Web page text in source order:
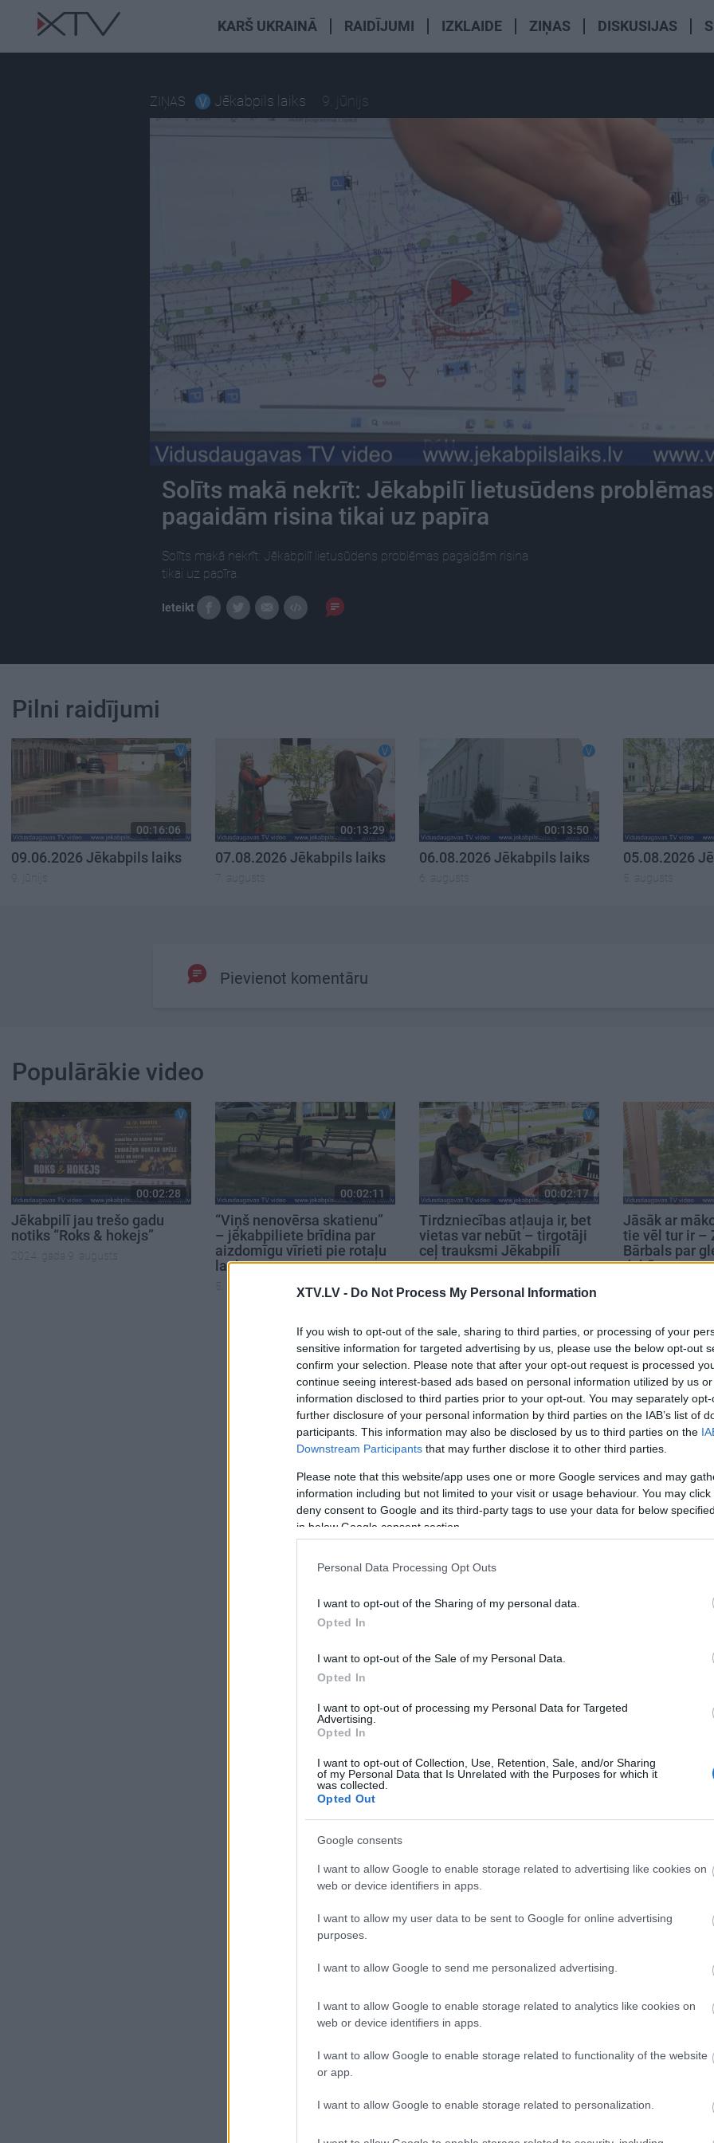
XTV.LV - Do Not Process My Personal Information
If you wish to opt-out of the sale, sharing to third parties, or processing of your
sensitive information for targeted advertising by us, please use the below opt-out
confirm your selection. Please note that after your opt-out request is processed
continue seeing interest-based ads based on personal information utilized by us
information disclosed to third parties prior to your opt-out. You may separately
further disclosure of your personal information by third parties on the IAB’s list of
participants. This information may also be disclosed by us to third parties on the
Downstream Participants that may further disclose it to other third parties.
Please note that this website/app uses one or more Google services and may
information including but not limited to your visit or usage behaviour. You may
deny consent to Google and its third-party tags to use your data for below
in below Google consent section.
Personal Data Processing Opt Outs
I want to opt-out of the Sharing of my personal data.
Opted In
I want to opt-out of the Sale of my Personal Data.
Opted In
I want to opt-out of processing my Personal Data for Targeted
Advertising.
Opted In
I want to opt-out of Collection, Use, Retention, Sale, and/or Sharing
of my Personal Data that Is Unrelated with the Purposes for which it
was collected.
Opted Out
Google consents
I want to allow Google to enable storage related to advertising like cookies on
web or device identifiers in apps.
I want to allow my user data to be sent to Google for online advertising
purposes.
I want to allow Google to send me personalized advertising.
I want to allow Google to enable storage related to analytics like cookies on
web or device identifiers in apps.
I want to allow Google to enable storage related to functionality of the website
or app.
I want to allow Google to enable storage related to personalization.
KARŠ UKRAINĀ RAIDĪJUMI IZKLAIDE ZIŅAS DISKUSIJAS
ZIŅAS Jēkabpils laiks 9. jūnijs
Solīts makā nekrīt: Jēkabpilī lietusūdens problēmas
pagaidām risina tikai uz papīra
Solīts makā nekrīt: Jēkabpilī lietusūdens problēmas pagaidām risina
tikai uz papīra.
Ieteikt
Pilni raidījumi
00:16:06
09.06.2026 Jēkabpils laiks
9. jūnijs
00:13:29
07.08.2026 Jēkabpils laiks
7. augusts
00:13:50
06.08.2026 Jēkabpils laiks
6. augusts
05.08.2026
5. augusts
Pievienot komentāru
Populārākie video
00:02:28
Jēkabpilī jau trešo gadu
notiks “Roks & hokejs”
2024. gada 9. augusts
00:02:11
“Viņš nenovērsa skatienu”
– jēkabpiliete brīdina par
aizdomīgu vīrieti pie rotaļu
laukuma
5. augusts
00:02:17
Tirdzniecības atļauja ir, bet
vietas var nebūt – tirgotāji
ceļ trauksmi Jēkabpilī
Jāsāk ar
tie vēl tur ir –
Bārbals par
dabā